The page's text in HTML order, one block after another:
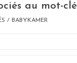
au mot-
/ BABYKAMER